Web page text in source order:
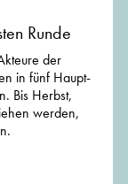
Runde
der
in fünf Haupt-
Bis Herbst,
werden,